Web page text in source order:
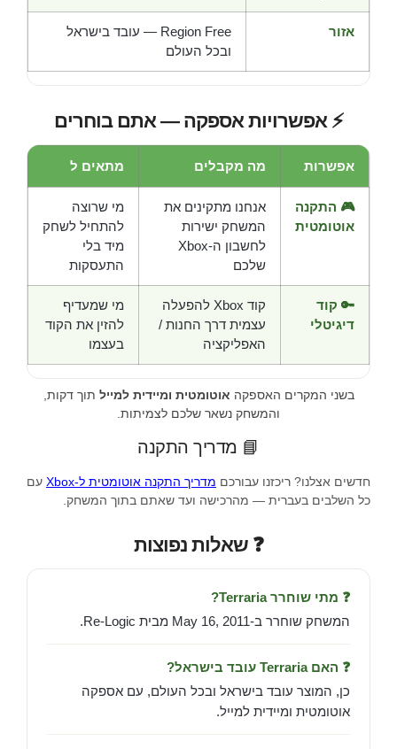
אזור
Region Free — עובד בישראל
ובכל העולם
⚡ אפשרויות אספקה — אתם בוחרים
אפשרות מה מקבלים מתאים ל
🎮 התקנה
אוטומטית
אנחנו מתקינים את
המשחק ישירות
לחשבון ה-Xbox
שלכם
מי שרוצה
להתחיל לשחק
מיד בלי
התעסקות
🔑 קוד
דיגיטלי
קוד Xbox להפעלה
עצמית דרך החנות /
האפליקציה
מי שמעדיף
להזין את הקוד
בעצמו
בשני המקרים האספקה אוטומטית ומיידית למייל תוך דקות,
והמשחק נשאר שלכם לצמיתות.
📘 מדריך התקנה
חדשים אצלנו? ריכזנו עבורכם מדריך התקנה אוטומטית ל-Xbox
עם
כל השלבים בעברית — מהרכישה ועד שאתם בתוך המשחק.
❓ שאלות נפוצות
❓ מתי שוחרר Terraria?
המשחק שוחרר ב-May 16, 2011 מבית Re-Logic.
❓ האם Terraria עובד בישראל?
כן, המוצר עובד בישראל ובכל העולם, עם אספקה
אוטומטית ומיידית למייל.